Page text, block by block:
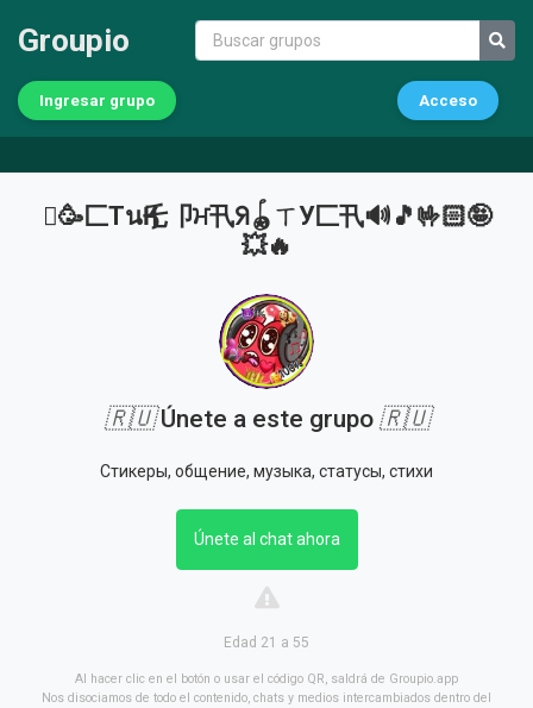
Groupio
Ingresar grupo Acceso
🫟🥳匚ТนӃ乇卩ਮ卂ᖆ🪀ㄒУ匚卂🔊🎵🤟🏻🤪
💥🔥
🇷🇺Únete a este grupo 🇷🇺
Стикеры, общение, музыка, статусы, стихи
Únete al chat ahora
Edad 21 a 55
Al hacer clic en el botón o usar el código QR, saldrá de Groupio.app
Nos disociamos de todo el contenido, chats y medios intercambiados dentro del